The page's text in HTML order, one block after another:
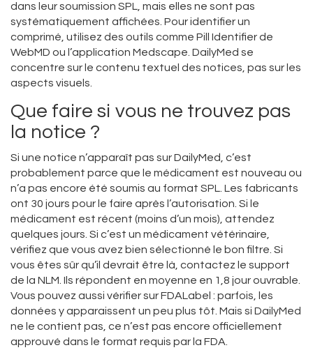
dans leur soumission SPL, mais elles ne sont pas
systématiquement affichées. Pour identifier un
comprimé, utilisez des outils comme Pill Identifier de
WebMD ou l’application Medscape. DailyMed se
concentre sur le contenu textuel des notices, pas sur les
aspects visuels.
Que faire si vous ne trouvez pas
la notice ?
Si une notice n’apparaît pas sur DailyMed, c’est
probablement parce que le médicament est nouveau ou
n’a pas encore été soumis au format SPL. Les fabricants
ont 30 jours pour le faire après l’autorisation. Si le
médicament est récent (moins d’un mois), attendez
quelques jours. Si c’est un médicament vétérinaire,
vérifiez que vous avez bien sélectionné le bon filtre. Si
vous êtes sûr qu’il devrait être là, contactez le support
de la NLM. Ils répondent en moyenne en 1,8 jour ouvrable.
Vous pouvez aussi vérifier sur FDALabel : parfois, les
données y apparaissent un peu plus tôt. Mais si DailyMed
ne le contient pas, ce n’est pas encore officiellement
approuvé dans le format requis par la FDA.